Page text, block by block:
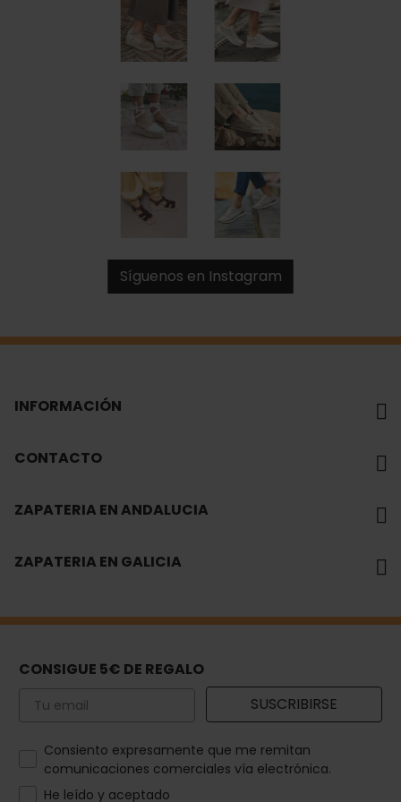
Síguenos en Instagram
INFORMACIÓN
CONTACTO
ZAPATERIA EN ANDALUCIA
ZAPATERIA EN GALICIA
CONSIGUE 5€ DE REGALO
Email SUSCRIBIRSE
How would you like to hear from us?
Consiento expresamente que me remitan
comunicaciones comerciales vía electrónica.
He leído y aceptado